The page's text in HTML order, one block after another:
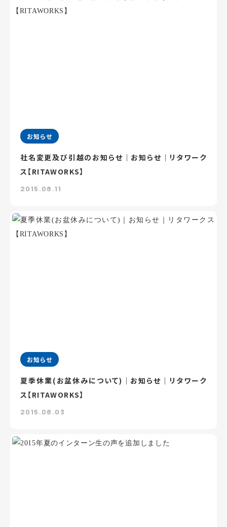
お知らせ
社名変更及び引越のお知らせ｜お知らせ｜リタワーク
ス【RITAWORKS】
2015.08.11
お知らせ
夏季休業(お盆休みについて)｜お知らせ｜リタワーク
ス【RITAWORKS】
2015.08.03